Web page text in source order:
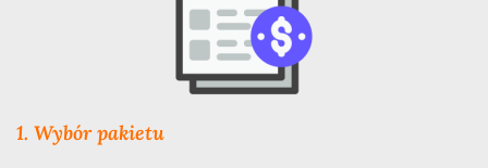
1. Wybór pakietu